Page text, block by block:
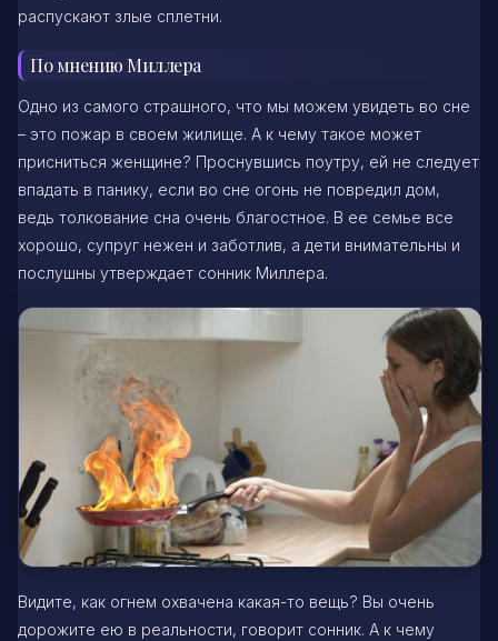
распускают злые сплетни.
По мнению Миллера
Одно из самого страшного, что мы можем увидеть во сне
– это пожар в своем жилище. А к чему такое может
присниться женщине? Проснувшись поутру, ей не следует
впадать в панику, если во сне огонь не повредил дом,
ведь толкование сна очень благостное. В ее семье все
хорошо, супруг нежен и заботлив, а дети внимательны и
послушны утверждает сонник Миллера.
Видите, как огнем охвачена какая-то вещь? Вы очень
дорожите ею в реальности, говорит сонник. А к чему